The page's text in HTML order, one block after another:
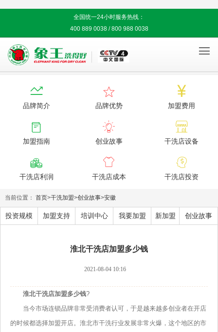
全国统一24小时服务热线：
400 889 0038 / 800 988 0038


品牌简介

品牌优势

加盟费用

加盟指南

创业故事

干洗店设备

干洗店利润

干洗店成本

干洗店投资
当前位置： 首页>干洗加盟>创业故事>安徽
投资规模 加盟支持 培训中心 我要加盟 新加盟 创业故事
淮北干洗店加盟多少钱
2021-08-04 10:16
淮北干洗店加盟多少钱?
当今市场连锁品牌非常受消费者认可，于是越来越多创业者在开店
的时候都选择加盟开店。淮北市干洗行业发展非常火爆，这个地区的市